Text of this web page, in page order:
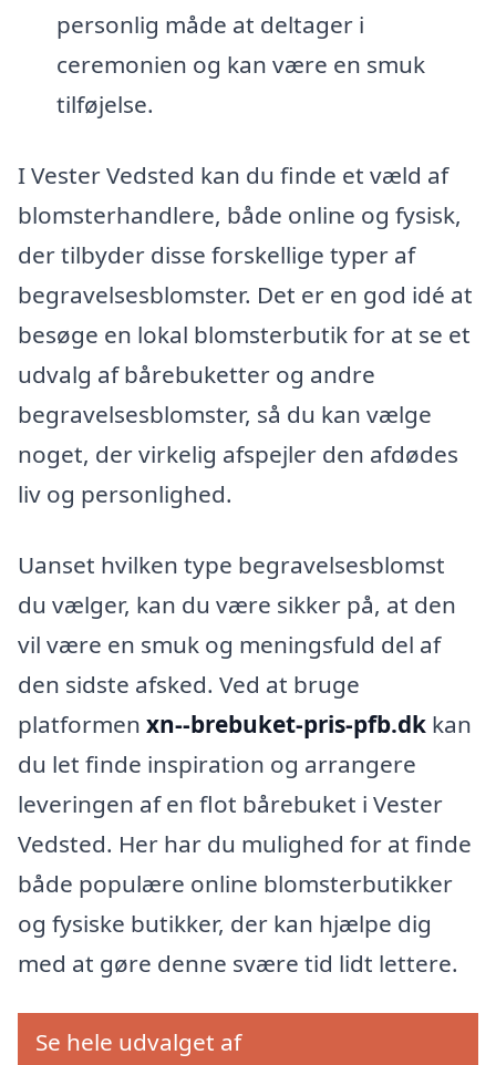
personlig måde at deltager i
ceremonien og kan være en smuk
tilføjelse.
I Vester Vedsted kan du finde et væld af
blomsterhandlere, både online og fysisk,
der tilbyder disse forskellige typer af
begravelsesblomster. Det er en god idé at
besøge en lokal blomsterbutik for at se et
udvalg af bårebuketter og andre
begravelsesblomster, så du kan vælge
noget, der virkelig afspejler den afdødes
liv og personlighed.
Uanset hvilken type begravelsesblomst
du vælger, kan du være sikker på, at den
vil være en smuk og meningsfuld del af
den sidste afsked. Ved at bruge
platformen xn--brebuket-pris-pfb.dk kan
du let finde inspiration og arrangere
leveringen af en flot bårebuket i Vester
Vedsted. Her har du mulighed for at finde
både populære online blomsterbutikker
og fysiske butikker, der kan hjælpe dig
med at gøre denne svære tid lidt lettere.
Se hele udvalget af